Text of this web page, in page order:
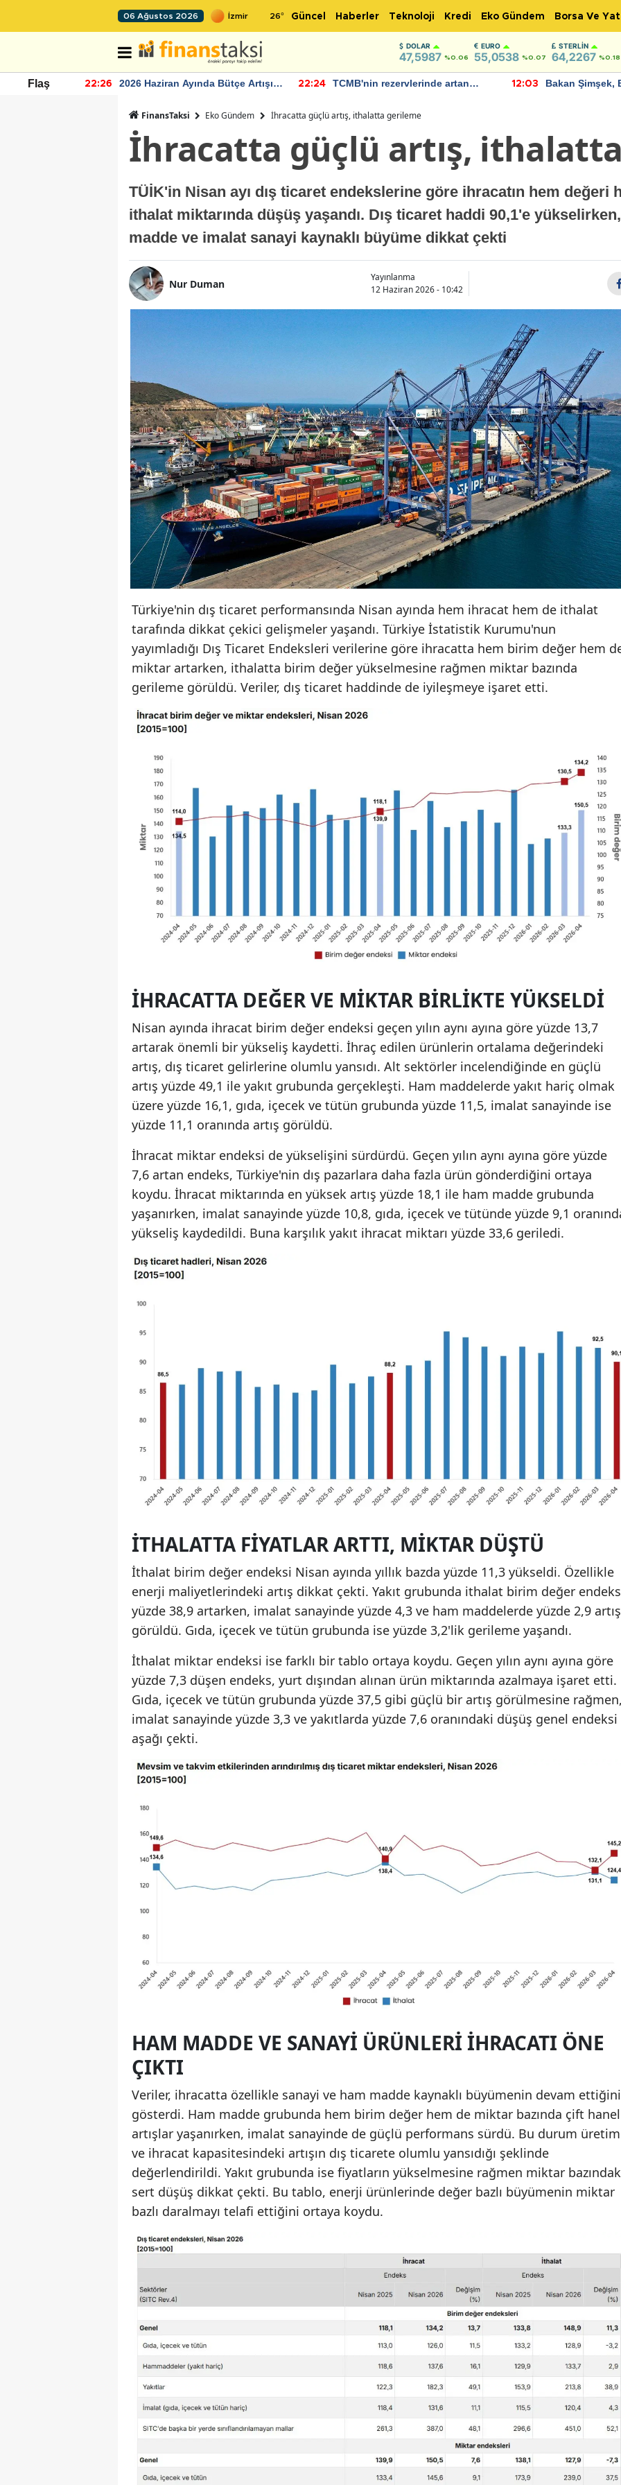
06 Ağustos 2026 26° Güncel Haberler Teknoloji Kredi Eko Gündem Borsa Ve
DOLAR
47,5987 %0.06
EURO
55,0538 %0.07
STERLIN
64,2267 %0.18
Flaş
2026 Haziran Ayında Bütçe Artışı
22:24
TCMB'nin rezervlerinde artan
Bakan Şimşek,
FinansTaksi Eko Gündem İhracatta güçlü artış, ithalatta gerileme
İhracatta güçlü artış,
TÜİK'in Nisan ayı dış ticaret endekslerine göre ihracatın hem değeri
ithalat miktarında düşüş yaşandı. Dış ticaret haddi 90,1'e
madde ve imalat sanayi kaynaklı büyüme dikkat çekti
Nur Duman
Yayınlanma
12 Haziran 2026 - 10:42
Türkiye'nin dış ticaret performansında Nisan ayında hem ihracat hem de ithalat
tarafında dikkat çekici gelişmeler yaşandı. Türkiye İstatistik Kurumu'nun
yayımladığı Dış Ticaret Endeksleri verilerine göre ihracatta hem birim değer hem
miktar artarken, ithalatta birim değer yükselmesine rağmen miktar bazında
gerileme görüldü. Veriler, dış ticaret haddinde de iyileşmeye işaret etti.
İHRACATTA DEĞER VE MIKTAR BIRLIKTE YÜKSELDI
Nisan ayında ihracat birim değer endeksi geçen yılın aynı ayına göre yüzde 13,7
artarak önemli bir yükseliş kaydetti. İhraç edilen ürünlerin ortalama değerindeki
artış, dış ticaret gelirlerine olumlu yansıdı. Alt sektörler incelendiğinde en güçlü
artış yüzde 49,1 ile yakıt grubunda gerçekleşti. Ham maddelerde yakıt hariç olmak
üzere yüzde 16,1, gıda, içecek ve tütün grubunda yüzde 11,5, imalat sanayinde ise
yüzde 11,1 oranında artış görüldü.
İhracat miktar endeksi de yükselişini sürdürdü. Geçen yılın aynı ayına göre yüzde
7,6 artan endeks, Türkiye'nin dış pazarlara daha fazla ürün gönderdiğini ortaya
koydu. İhracat miktarında en yüksek artış yüzde 18,1 ile ham madde grubunda
yaşanırken, imalat sanayinde yüzde 10,8, gıda, içecek ve tütünde yüzde 9,1
yükseliş kaydedildi. Buna karşılık yakıt ihracat miktarı yüzde 33,6 geriledi.
İTHALATTA FIYATLAR ARTTI, MIKTAR DÜŞTÜ
İthalat birim değer endeksi Nisan ayında yıllık bazda yüzde 11,3 yükseldi. Özellikle
enerji maliyetlerindeki artış dikkat çekti. Yakıt grubunda ithalat birim değer
yüzde 38,9 artarken, imalat sanayinde yüzde 4,3 ve ham maddelerde yüzde 2,9 artış
görüldü. Gıda, içecek ve tütün grubunda ise yüzde 3,2'lik gerileme yaşandı.
İthalat miktar endeksi ise farklı bir tablo ortaya koydu. Geçen yılın aynı ayına göre
yüzde 7,3 düşen endeks, yurt dışından alınan ürün miktarında azalmaya işaret etti.
Gıda, içecek ve tütün grubunda yüzde 37,5 gibi güçlü bir artış görülmesine
imalat sanayinde yüzde 3,3 ve yakıtlarda yüzde 7,6 oranındaki düşüş genel endeksi
aşağı çekti.
HAM MADDE VE SANAYI ÜRÜNLERI IHRACATI ÖNE
ÇIKTI
Veriler, ihracatta özellikle sanayi ve ham madde kaynaklı büyümenin devam ettiğini
gösterdi. Ham madde grubunda hem birim değer hem de miktar bazında çift
artışlar yaşanırken, imalat sanayinde de güçlü performans sürdü. Bu durum üretim
ve ihracat kapasitesindeki artışın dış ticarete olumlu yansıdığı şeklinde
değerlendirildi. Yakıt grubunda ise fiyatların yükselmesine rağmen miktar
sert düşüş dikkat çekti. Bu tablo, enerji ürünlerinde değer bazlı büyümenin miktar
bazlı daralmayı telafi ettiğini ortaya koydu.